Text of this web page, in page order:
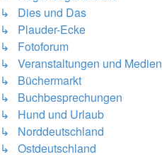
↳ Dies und Das
↳ Plauder-Ecke
↳ Fotoforum
↳ Veranstaltungen und Medien
↳ Büchermarkt
↳ Buchbesprechungen
↳ Hund und Urlaub
↳ Norddeutschland
↳ Ostdeutschland